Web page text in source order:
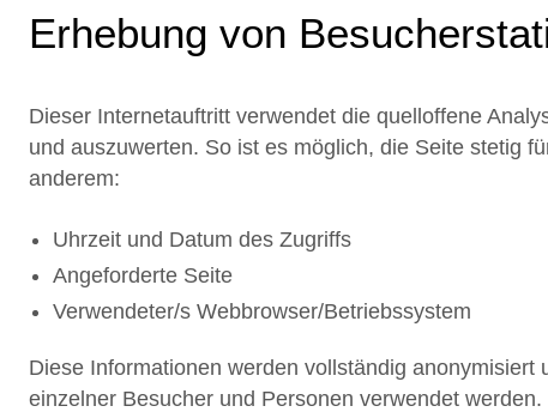
Erhebung von
Dieser Internetauftritt verwendet die quelloffene
und auszuwerten. So ist es möglich, die Seite stetig
anderem:
Uhrzeit und Datum des Zugriffs
Angeforderte Seite
Verwendeter/s Webbrowser/Betriebssystem
Diese Informationen werden vollständig
einzelner Besucher und Personen verwendet